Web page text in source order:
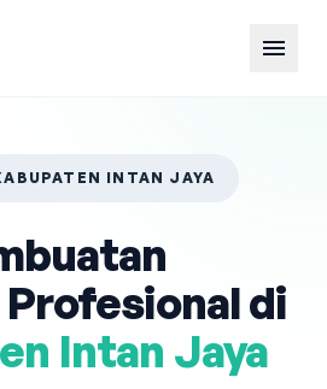
menu
INTAN JAYA
di
Intan Jaya